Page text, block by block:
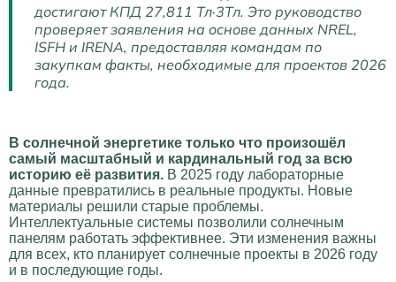
достигают КПД 27,811 Тл·3Тл. Это руководство
проверяет заявления на основе данных NREL,
ISFH и IRENA, предоставляя командам по
закупкам факты, необходимые для проектов 2026
года.
В солнечной энергетике только что произошёл
самый масштабный и кардинальный год за всю
историю её развития. В 2025 году лабораторные
данные превратились в реальные продукты. Новые
материалы решили старые проблемы.
Интеллектуальные системы позволили солнечным
панелям работать эффективнее. Эти изменения важны
для всех, кто планирует солнечные проекты в 2026 году
и в последующие годы.